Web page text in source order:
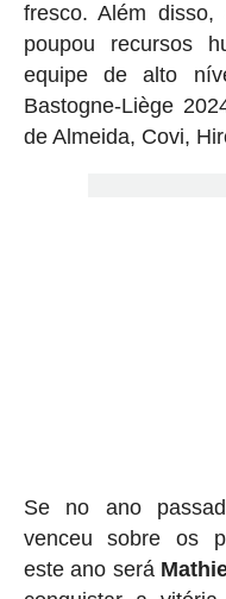
fresco. Além disso,
poupou recursos
equipe de alto
Bastogne-Liège
de Almeida, Covi,
Se no ano
venceu sobre os
este ano será